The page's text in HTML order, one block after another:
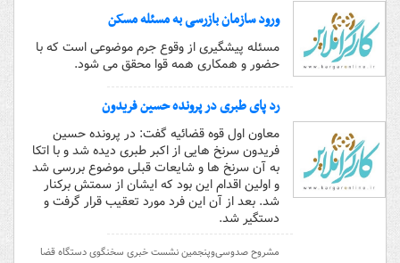
ورود سازمان بازرسی به مسئله مسکن
مسئله پیشگیری از وقوع جرم موضوعی است که با
حضور و همکاری همه قوا محقق می شود.
رد پای طبری در پرونده حسین فریدون
معاون اول قوه قضائیه گفت: در پرونده حسین
فریدون سرنخ هایی از اکبر طبری دیده شد و با اتکا
به آن سرنخ ها و شایعات قبلی موضوع بررسی شد
و اولین اقدام این بود که ایشان از سمتش برکنار
شد. بعد از آن این فرد مورد تعقیب قرار گرفت و
دستگیر شد.
مشروح صدوسی‌وپنجمین نشست خبری سخنگوی دستگاه قضا